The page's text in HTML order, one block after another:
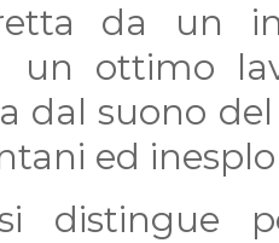
da un
un ottimo
dal suono
ed
distingue